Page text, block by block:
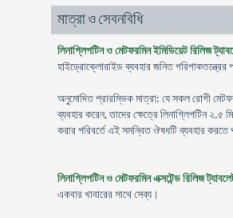
মাত্রা ও সেবনবিধি
লিনাগ্লিপটিন ও মেটফরমিন ইমিডিয়েট রিলিজ
হাইড্রোক্লোরাইড ব্যবহার জনিত পরিপাকতন্ত্রের
অনুমোদিত প্রারম্ভিক মাত্রা: যে সকল রোগী
ব্যবহার করেন, তাদের ক্ষেত্রে লিনাগ্লিপটিন
করার পরিবর্তে এই সমন্বিত ঔষধটি ব্যবহার করতে
লিনাগ্লিপটিন ও মেটফরমিন এক্সটেন্ড রিলিজ
একবার খাবারের সাথে সেব্য।